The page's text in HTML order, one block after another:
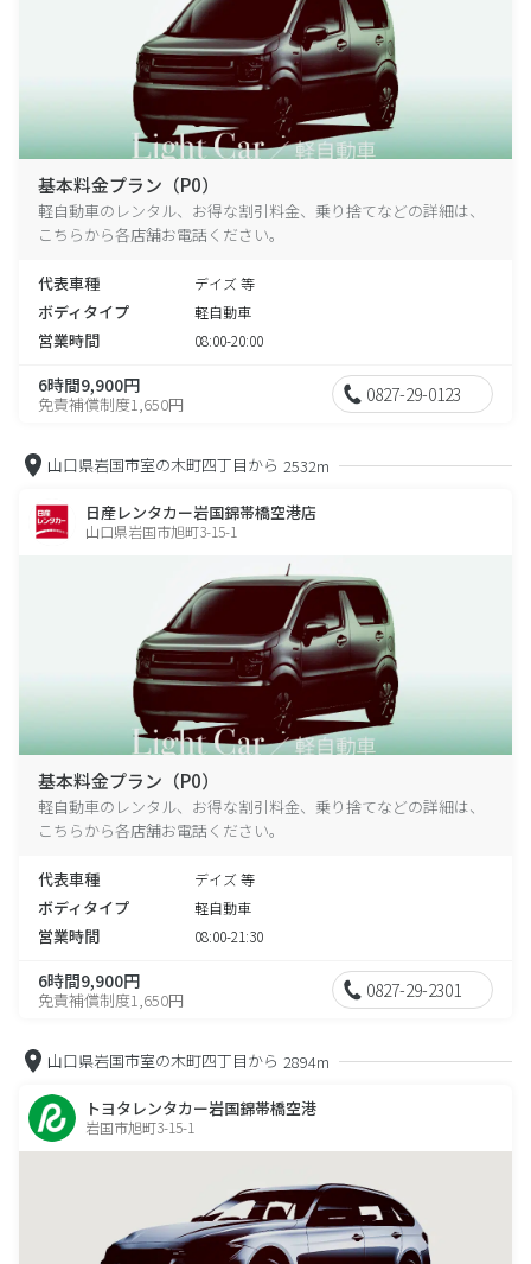
基本料金プラン（P0）
軽自動車のレンタル、お得な割引料金、乗り捨てなどの詳細は、
こちらから各店舗お電話ください。
代表車種 デイズ 等
ボディタイプ 軽自動車
営業時間 08:00-20:00
6時間9,900円
免責補償制度1,650円 0827-29-0123
山口県岩国市室の木町四丁目から 2532m
日産レンタカー岩国錦帯橋空港店
山口県岩国市旭町3-15-1
基本料金プラン（P0）
軽自動車のレンタル、お得な割引料金、乗り捨てなどの詳細は、
こちらから各店舗お電話ください。
代表車種 デイズ 等
ボディタイプ 軽自動車
営業時間 08:00-21:30
6時間9,900円
免責補償制度1,650円 0827-29-2301
山口県岩国市室の木町四丁目から 2894m
トヨタレンタカー岩国錦帯橋空港
岩国市旭町3-15-1